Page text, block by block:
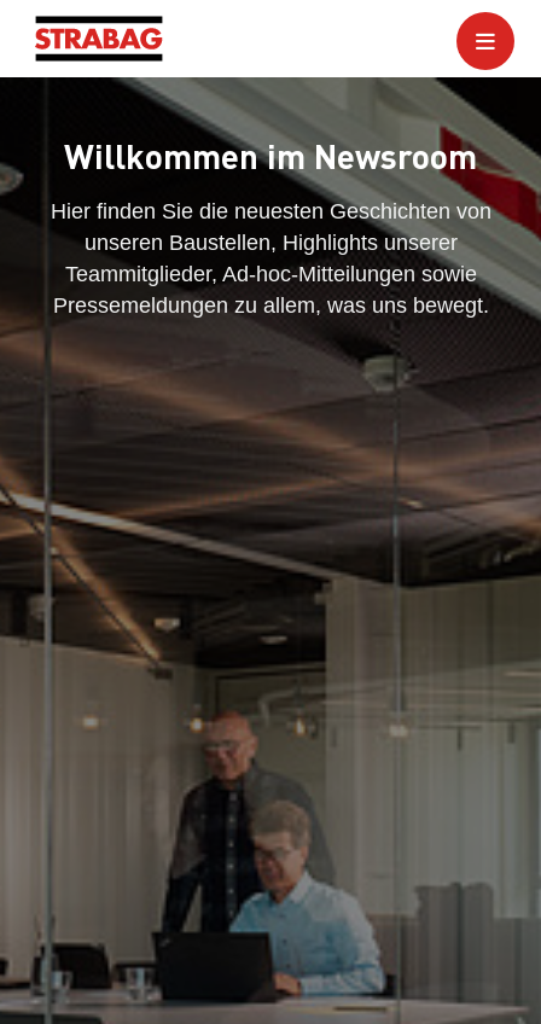
Willkommen im Newsroom
Hier finden Sie die neuesten Geschichten von
unseren Baustellen, Highlights unserer
Teammitglieder, Ad-hoc-Mitteilungen sowie
Pressemeldungen zu allem, was uns bewegt.